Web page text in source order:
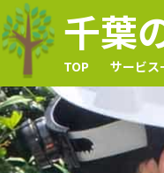
千葉
TOP サービス